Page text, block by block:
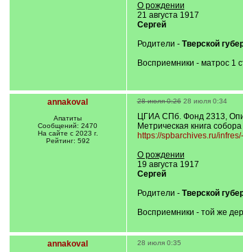
О рождении
21 августа 1917
Сергей
Родители - Тверской
Восприемники - матрос 1
annakoval
Апатиты
Сообщений: 2470
На сайте с 2023 г.
Рейтинг: 592
28 июля 0:26 28 июля 0:34
ЦГИА СПб. Фонд 2313,
Метрическая книга
https://spbarchives.ru/
О рождении
19 августа 1917
Сергей
Родители - Тверской
Восприемники - той же
annakoval 28 июля 0:35